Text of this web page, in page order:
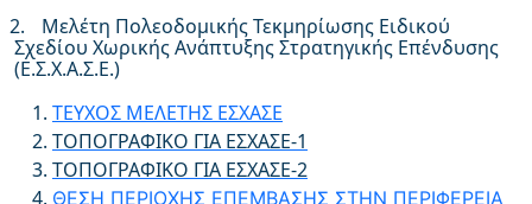
2.
Μελέτη Πολεοδομικής Τεκμηρίωσης Ειδικού
Σχεδίου Χωρικής Ανάπτυξης Στρατηγικής Επένδυσης
(Ε.Σ.Χ.Α.Σ.Ε.)
ΤΕΥΧΟΣ ΜΕΛΕΤΗΣ ΕΣΧΑΣΕ
ΤΟΠΟΓΡΑΦΙΚΟ ΓΙΑ ΕΣΧΑΣΕ-1
ΤΟΠΟΓΡΑΦΙΚΟ ΓΙΑ ΕΣΧΑΣΕ-2
ΘΕΣΗ ΠΕΡΙΟΧΗΣ ΕΠΕΜΒΑΣΗΣ ΣΤΗΝ ΠΕΡΙΦΕΡΕΙΑ